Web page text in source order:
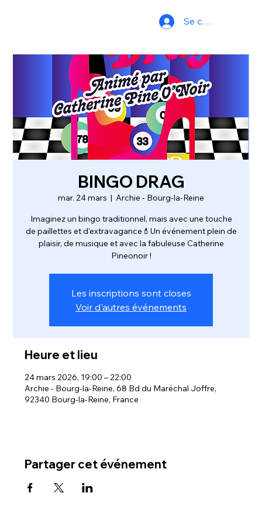
Se connecter
BINGO DRAG
mar. 24 mars
  |
Archie - Bourg-la-Reine
Imaginez un bingo traditionnel, mais avec une touche
de paillettes et d'extravagance💄Un événement plein de
plaisir, de musique et avec la fabuleuse Catherine
Pineonoir !
Les inscriptions sont closes
Voir d'autres événements
Heure et lieu
24 mars 2026, 19:00 – 22:00
Archie - Bourg-la-Reine, 68 Bd du Maréchal Joffre,
92340 Bourg-la-Reine, France
Partager cet événement